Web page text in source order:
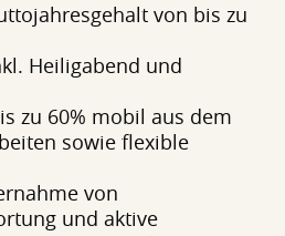
von bis zu
Heiligabend und
zu 60% mobil aus dem
sowie flexible
von
und aktive